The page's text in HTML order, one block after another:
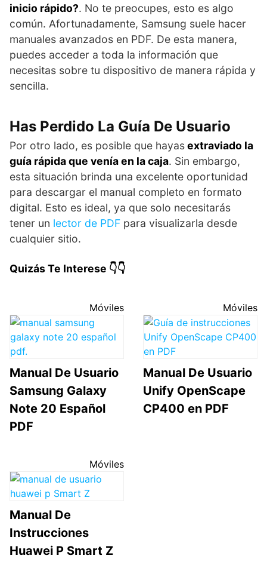
inicio rápido?. No te preocupes, esto es algo
común. Afortunadamente, Samsung suele hacer
manuales avanzados en PDF. De esta manera,
puedes acceder a toda la información que
necesitas sobre tu dispositivo de manera rápida y
sencilla.
Has Perdido La Guía De Usuario
Por otro lado, es posible que hayasextraviado la
guía rápida que venía en la caja. Sin embargo,
esta situación brinda una excelente oportunidad
para descargar el manual completo en formato
digital. Esto es ideal, ya que solo necesitarás
tener un lector de PDF para visualizarla desde
cualquier sitio.
Quizás Te Interese 👇👇
Móviles
Manual De Usuario
Samsung Galaxy
Note 20 Español
PDF
Móviles
Manual De Usuario
Unify OpenScape
CP400 en PDF
Móviles
Manual De
Instrucciones
Huawei P Smart Z